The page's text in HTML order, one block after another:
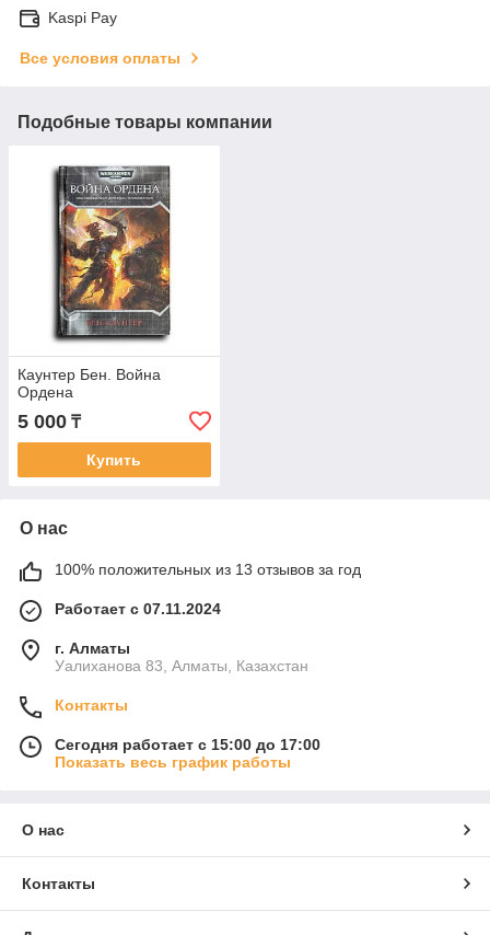
Kaspi Pay
Все условия оплаты
Подобные товары компании
Каунтер Бен. Война
Ордена
5 000 ₸
Купить
О нас
100% положительных из 13 отзывов за год
Работает с 07.11.2024
г. Алматы
Уалиханова 83, Алматы, Казахстан
Контакты
Сегодня работает с 15:00 до 17:00
Показать весь график работы
О нас
Контакты